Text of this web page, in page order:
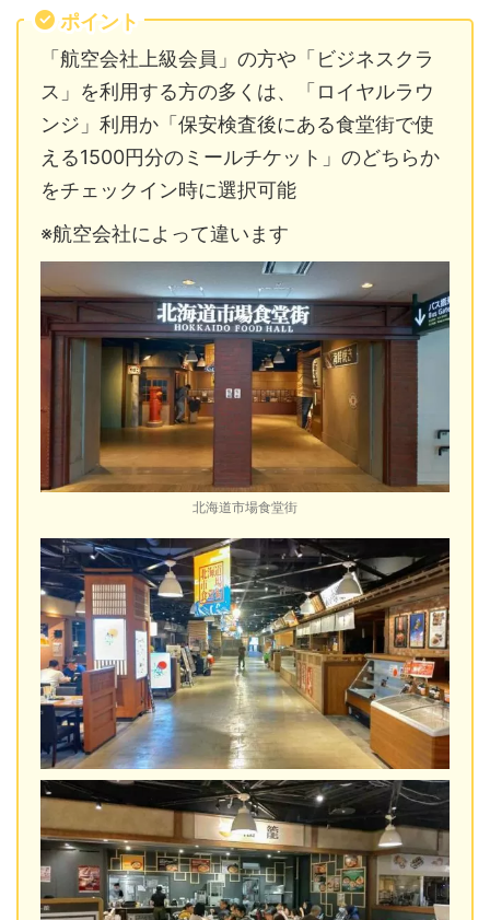
ポイント
「航空会社上級会員」の方や「ビジネスクラ
ス」を利用する方の多くは、「ロイヤルラウ
ンジ」利用か「保安検査後にある食堂街で使
える1500円分のミールチケット」のどちらか
をチェックイン時に選択可能
※航空会社によって違います
北海道市場食堂街